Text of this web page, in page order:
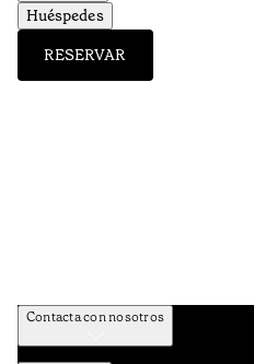
Huéspedes
RESERVAR
Contacta con nosotros